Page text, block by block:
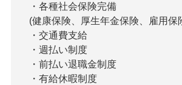
・各種社会保険完備
(健康保険、厚生年金保険、雇用保
・交通費支給
・週払い制度
・前払い退職金制度
・有給休暇制度